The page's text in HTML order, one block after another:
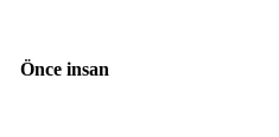
Önce insan